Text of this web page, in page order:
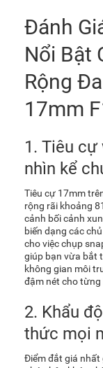
Đánh
Nổi Bật
Rộng
17mm
1. Tiêu
nhìn kể
Tiêu cự 17mm
rộng rãi khoảng
cảnh bối cảnh
biến dạng các
cho việc chụp
giúp bạn vừa bắt
không gian môi
đậm nét cho từng
2. Khẩu
thức mọi
Điểm đắt giá nhất